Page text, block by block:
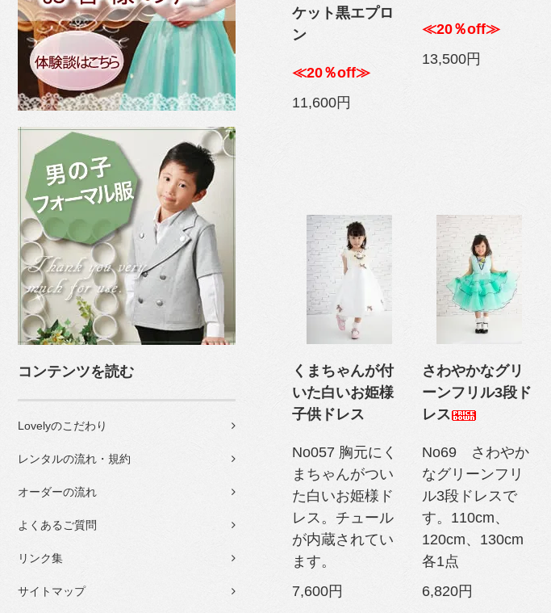
コンテンツを読む
Lovelyのこだわり
レンタルの流れ・規約
オーダーの流れ
よくあるご質問
リンク集
サイトマップ
ケット黒エプロ
ン
≪20％off≫
11,600円
≪20％off≫
13,500円
くまちゃんが付
いた白いお姫様
子供ドレス
No057 胸元にく
まちゃんがつい
た白いお姫様ド
レス。チュール
が内蔵されてい
ます。
7,600円
さわやかなグリ
ーンフリル3段ド
レス
No69 さわやか
なグリーンフリ
ル3段ドレスで
す。110cm、
120cm、130cm
各1点
6,820円